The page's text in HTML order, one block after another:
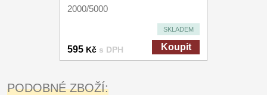
2000/5000
SKLADEM
595 Kč s DPH Koupit
PODOBNÉ ZBOŽÍ: